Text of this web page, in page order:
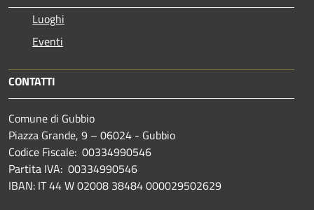
Luoghi
Eventi
CONTATTI
Comune di Gubbio
Piazza Grande, 9 – 06024 - Gubbio
Codice Fiscale: 00334990546
Partita IVA: 00334990546
IBAN: IT 44 W 02008 38484 000029502629